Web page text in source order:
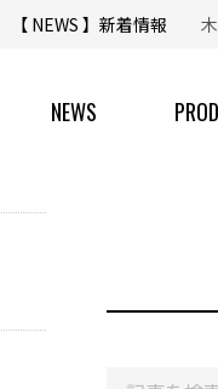
【 NEWS 】新着情報
木
NEWS